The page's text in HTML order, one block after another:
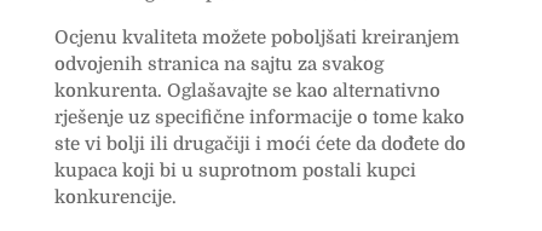
Ocjenu kvaliteta možete poboljšati kreiranjem
odvojenih stranica na sajtu za svakog
konkurenta. Oglašavajte se kao alternativno
rješenje uz specifične informacije o tome kako
ste vi bolji ili drugačiji i moći ćete da dođete do
kupaca koji bi u suprotnom postali kupci
konkurencije.